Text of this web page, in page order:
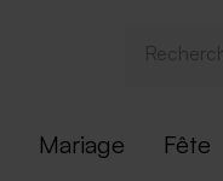
Mariage Fête